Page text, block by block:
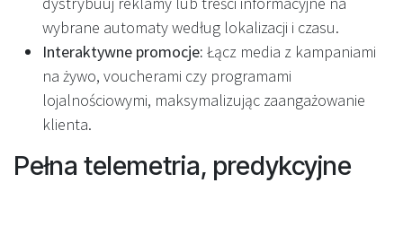
wybrane automaty według lokalizacji i czasu.
Interaktywne promocje: Łącz media z kampaniami
na żywo, voucherami czy programami
lojalnościowymi, maksymalizując zaangażowanie
klienta.
Pełna telemetria, predykcyjne